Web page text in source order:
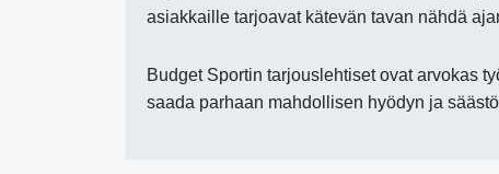
asiakkaille tarjoavat kätevän tavan nähdä
Budget Sportin tarjouslehtiset ovat arvokas
saada parhaan mahdollisen hyödyn ja